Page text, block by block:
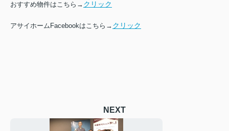
おすすめ物件はこちら→ クリック
アサイホームFacebookはこちら→ クリック
NEXT